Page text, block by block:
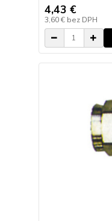
4,43 €
3,60 € bez DPH